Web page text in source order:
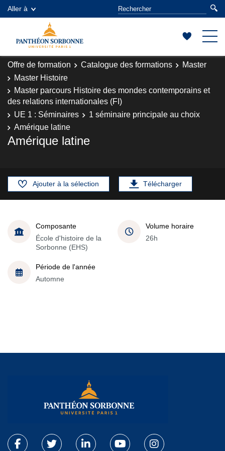
Aller à
Offre de formation Catalogue des formations
Master
Master Histoire
Master parcours Histoire des mondes contemporains et
des relations internationales (FI)
UE 1 : Séminaires
1 séminaire principale au choix
Amérique latine
Amérique latine
Ajouter à la sélection Télécharger
Composante
École d'histoire de la
Sorbonne (EHS)
Volume horaire
26h
Période de l'année
Automne